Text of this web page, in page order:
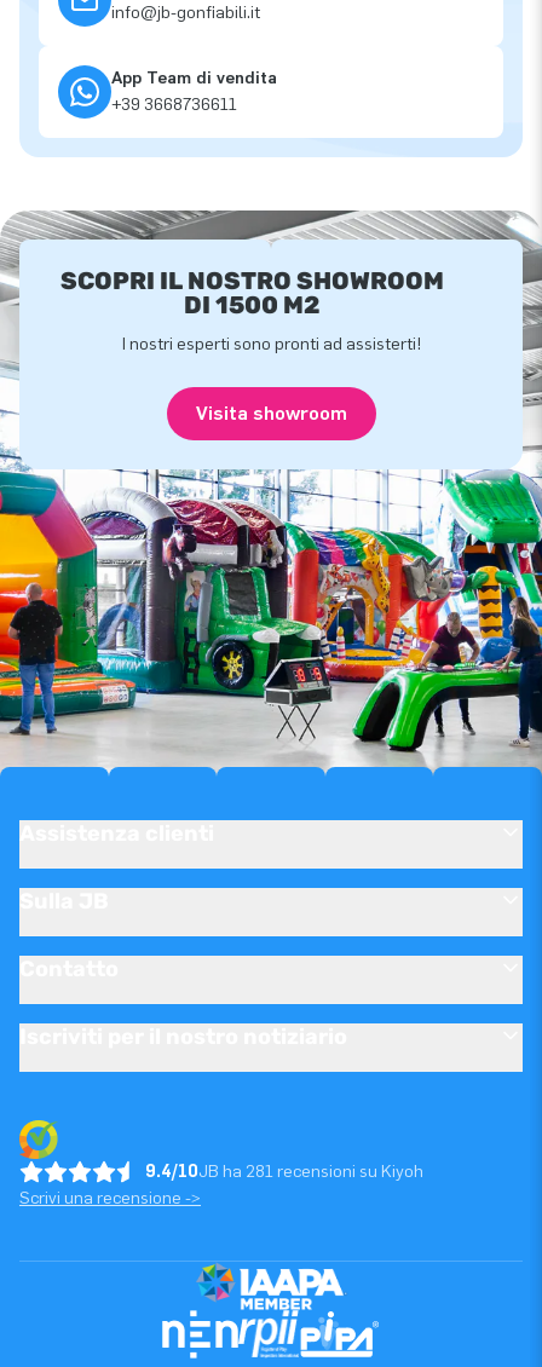
info@jb-gonfiabili.it
App Team di vendita
+39 3668736611
SCOPRI IL NOSTRO SHOWROOM
DI 1500 M2
I nostri esperti sono pronti ad assisterti!
Visita showroom
9.4/10JB ha 281 recensioni su Kiyoh
Scrivi una recensione ->